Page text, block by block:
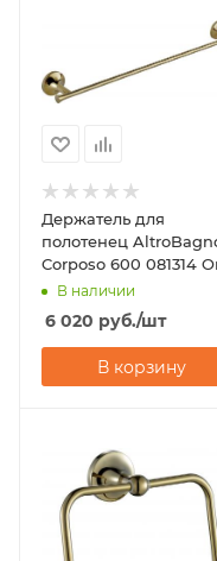
Держатель для
полотенец
Corposo 600 081314
В наличии
6 020 руб./шт
В корзину